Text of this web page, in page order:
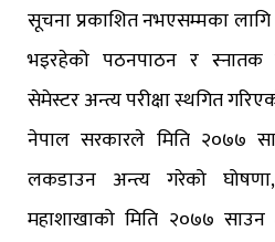
सूचना प्रकाशित नभएसम्मका
भइरहेको पठनपाठन र स्नातक
सेमेस्टर अन्त्य परीक्षा स्थगित
नेपाल सरकारले मिति २०७७
लकडाउन अन्त्य गरेको
महाशाखाको मिति २०७७ साउन